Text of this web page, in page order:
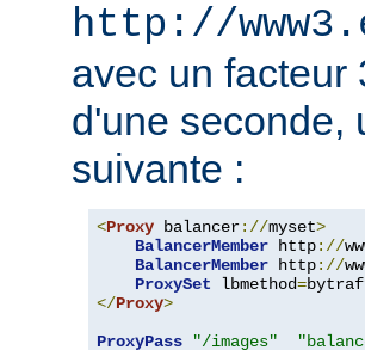
http://
avec un facteur
d'une seconde,
suivante :
<Proxy balancer://myset>
BalancerMember http://
BalancerMember http://
ProxySet lbmethod=
</Proxy>
ProxyPass
"/images"